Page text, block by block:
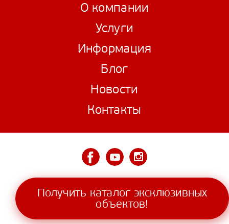
О компании
Услуги
Информация
Блог
Новости
Контакты
Получить каталог эксклюзивных
объектов!